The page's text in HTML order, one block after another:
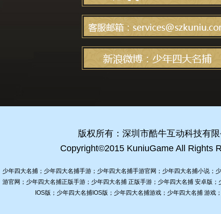
版权所有：深圳市酷牛互动科技有
Copyright©2015 KuniuGame All Rights
少年四大名捕；少年四大名捕手游；少年四大名捕手游官网；少年四大名捕小说；
游官网；少年四大名捕正版手游；少年四大名捕 正版手游；少年四大名捕 安卓版
IOS版；少年四大名捕IOS版；少年四大名捕游戏；少年四大名捕 游戏